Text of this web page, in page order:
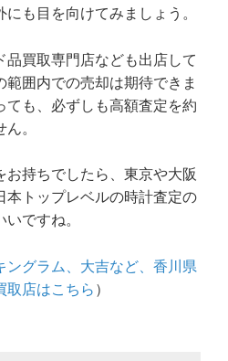
も目を向けてみましょう。
品買取専門店なども出店して
囲内での売却は期待できま
ても、必ずしも高額査定を約
。
お持ちでしたら、東京や大阪
本トップレベルの時計査定の
ですね。
ングラム、大吉など、香川県
取店はこちら ）